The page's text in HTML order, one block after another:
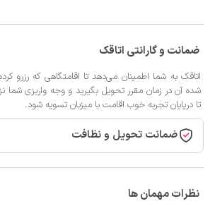
ضمانت و گارانتی اتاقک
اتاقک به شما اطمینان می‌دهد تا اقامتگاهی که رزرو
شده آن در زمان مقرر تحویل بگیرید و وجه واریزی شما
تا درپایان تجربه خوب اقامت با میزبان تسویه شود.
ضمانت تحویل و نظافت
نظرات مهمان ها